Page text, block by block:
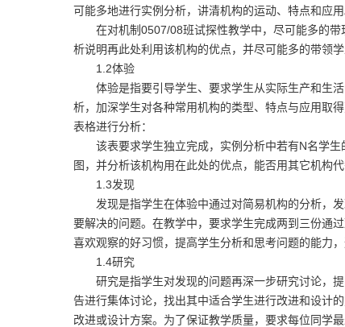
可能多地进行实例分析，讲清机构的运动、特点和应用
在对机制0507/08班试探性教学中，尽可能多的带
析说明再此处利用该机构的优点，并尽可能多的带领学
1.2体验
体验是指要引导学生、要求学生从实际生产和生活
析，加深学生对各种常用机构的类型、特点与应用取
表格进行分析：
该表要求学生独立完成，实例分析中若有N名学生
图，并分析该机构用在此处的优点，能否用其它机构代
1.3发现
发现是指学生在体验中通过对简易机构的分析，发
要解决的问题。在教学中，要求学生完成两到三份通
喜欢观察的好习惯，提高学生分析和思考问题的能力
1.4研究
研究是指学生对发现的问题再深一步研究讨论，提
告进行集体讨论，找出其中适合学生进行改进和设计
改进或设计方案。为了保证教学质量，要求每位同学